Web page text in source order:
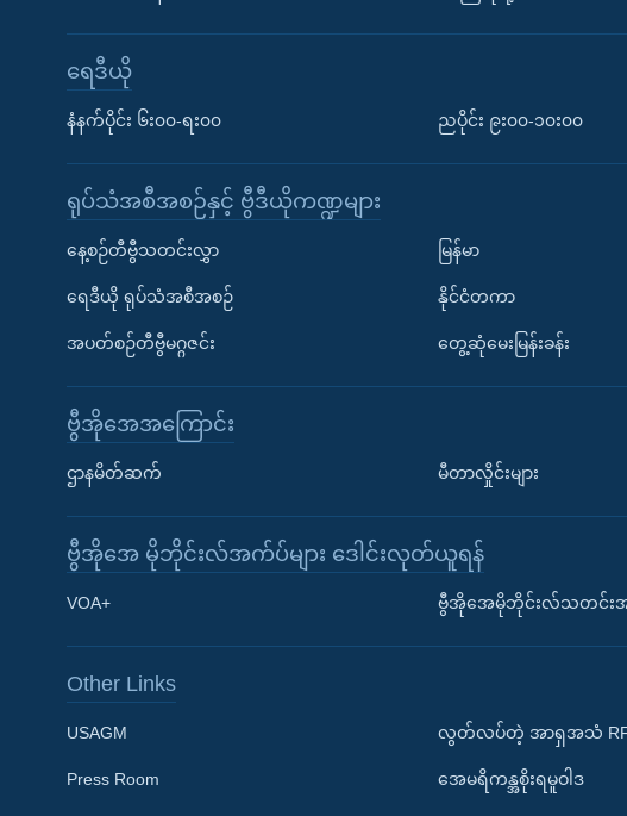
Learning English
ဘာသာစကားများ
ရေဒီယို
နံနက်ပိုင်း ၆း၀၀-ရး၀၀ ညပိုင်း ၉း၀၀-၁၀း၀၀
ရုပ်သံအစီအစဉ်နှင့် ဗွီဒီယိုကဏ္ဍများ
နေ့စဉ်တီဗွီသတင်းလွှာ
ရေဒီယို ရုပ်သံအစီအစဉ်
အပတ်စဉ်တီဗွီမဂ္ဂဇင်း
မြန်မာ
နိုင်ငံတကာ
တွေ့ဆုံမေးမြန်းခန်း
ဗွီအိုအေအကြောင်း
ဌာနမိတ်ဆက် မီတာလှိုင်းများ
ဗွီအိုအေ မိုဘိုင်းလ်အက်ပ်များ ဒေါင်းလုတ်ယူရန်
VOA+ ဗွီအိုအေမိုဘိုင်းလ်သတင်းအ
Other Links
USAGM
Press Room
လွတ်လပ်တဲ့ အာရှအသံ
အေမရိကန္အစိုးရမူဝါဒ